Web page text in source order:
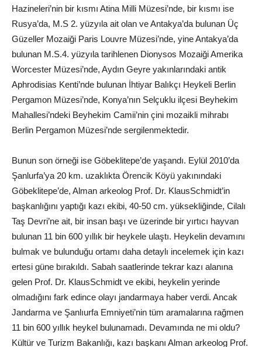
Hazineleri’nin bir kısmı Atina Milli Müzesi’nde, bir kısmı ise
Rusya’da, M.S 2. yüzyıla ait olan ve Antakya’da bulunan Üç
Güzeller Mozaiği Paris Louvre Müzesi’nde, yine Antakya’da
bulunan M.S.4. yüzyıla tarihlenen Dionysos Mozaiği Amerika
Worcester Müzesi’nde, Aydın Geyre yakınlarındaki antik
Aphrodisias Kenti’nde bulunan İhtiyar Balıkçı Heykeli Berlin
Pergamon Müzesi’nde, Konya’nın Selçuklu ilçesi Beyhekim
Mahallesi’ndeki Beyhekim Camii’nin çini mozaikli mihrabı
Berlin Pergamon Müzesi’nde sergilenmektedir.
Bunun son örneği ise Göbeklitepe’de yaşandı. Eylül 2010’da
Şanlurfa’ya 20 km. uzaklıkta Örencik Köyü yakınındaki
Göbeklitepe’de, Alman arkeolog Prof. Dr. KlausSchmidt’in
başkanlığını yaptığı kazı ekibi, 40-50 cm. yüksekliğinde, Cilalı
Taş Devri’ne ait, bir insan başı ve üzerinde bir yırtıcı hayvan
bulunan 11 bin 600 yıllık bir heykele ulaştı. Heykelin devamını
bulmak ve bulunduğu ortamı daha detaylı incelemek için kazı
ertesi güne bırakıldı. Sabah saatlerinde tekrar kazı alanına
gelen Prof. Dr. KlausSchmidt ve ekibi, heykelin yerinde
olmadığını fark edince olayı jandarmaya haber verdi. Ancak
Jandarma ve Şanlıurfa Emniyeti’nin tüm aramalarına rağmen
11 bin 600 yıllık heykel bulunamadı. Devamında ne mi oldu?
Kültür ve Turizm Bakanlığı, kazı başkanı Alman arkeolog Prof.